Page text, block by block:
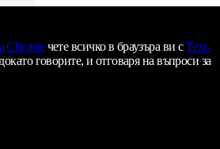
Chromeчете всичко в браузъра ви сText-
говорите, и отговаря на въпроси за